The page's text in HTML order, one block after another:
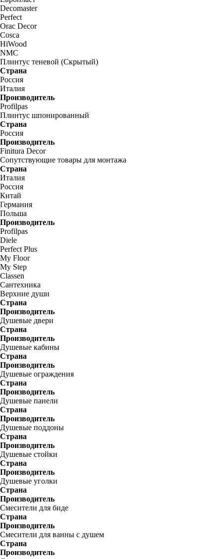
Decomaster
Perfect
Orac Decor
Cosca
HiWood
NMC
Плинтус теневой (Скрытый)
Страна
Россия
Италия
Производитель
Profilpas
Плинтус шпонированный
Страна
Россия
Производитель
Finitura Decor
Сопутствующие товары для монтажа
Страна
Италия
Россия
Китай
Германия
Польша
Производитель
Profilpas
Diele
Perfect Plus
My Floor
My Step
Classen
Сантехника
Верхние души
Страна
Производитель
Душевые двери
Страна
Производитель
Душевые кабины
Страна
Производитель
Душевые ограждения
Страна
Производитель
Душевые панели
Страна
Производитель
Душевые поддоны
Страна
Производитель
Душевые стойки
Страна
Производитель
Душевые уголки
Страна
Производитель
Смесители для биде
Страна
Производитель
Смесители для ванны с душем
Страна
Производитель